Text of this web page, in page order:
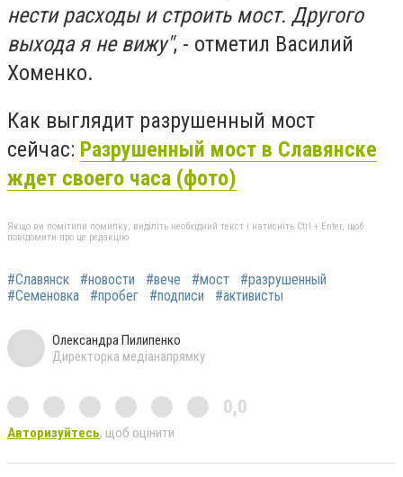
нести расходы и строить мост. Другого
выхода я не вижу", - отметил Василий
Хоменко.
Как выглядит разрушенный мост
сейчас: Разрушенный мост в Славянске
ждет своего часа (фото)
Якщо ви помітили помилку, виділіть необхідний текст і натисніть Ctrl + Enter, щоб
повідомити про це редакцію
#Славянск #новости #вече #мост
#разрушенный
#Семеновка
#пробег #подписи #активисты
Олександра Пилипенко
Директорка медіанапрямку
0,0
Авторизуйтесь, щоб оцінити